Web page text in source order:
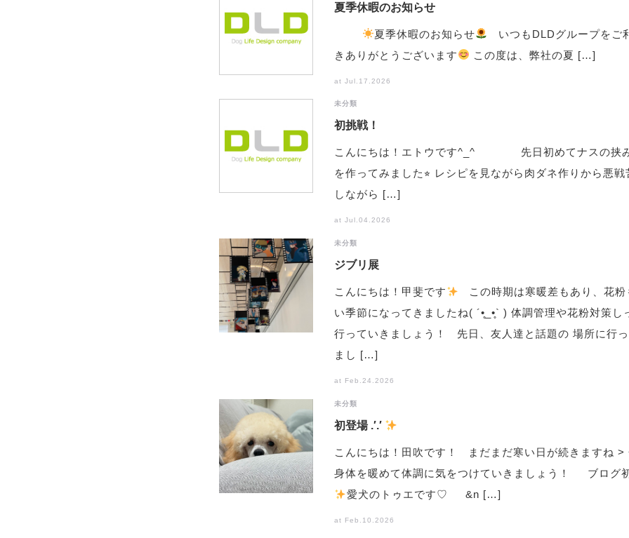
夏季休暇のお知らせ
夏季休暇のお知らせ
いつもDLDグループをご
きありがとうございます
この度は、弊社の夏 […]
at Jul.17.2026
未分類
初挑戦！
こんにちは！エトウです^_^ 先日初めてナスの挟
を作ってみました⭐︎ レシピを見ながら肉ダネ作りから悪戦
しながら […]
at Jul.04.2026
未分類
ジブリ展
こんにちは！甲斐です
この時期は寒暖差もあり、花粉
い季節になってきましたね( ´•̥_•̥` ) 体調管理や花粉対策し
行っていきましょう！ 先日、友人達と話題の 場所に行っ
まし […]
at Feb.24.2026
未分類
初登場 .′.′
こんにちは！田吹です！ まだまだ寒い日が続きますね >
身体を暖めて体調に気をつけていきましょう！ ブログ
️愛犬のトゥエです♡ &n […]
at Feb.10.2026